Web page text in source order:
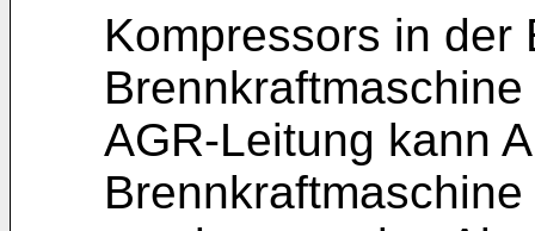
Kompressors in der
AGR-Leitung kann